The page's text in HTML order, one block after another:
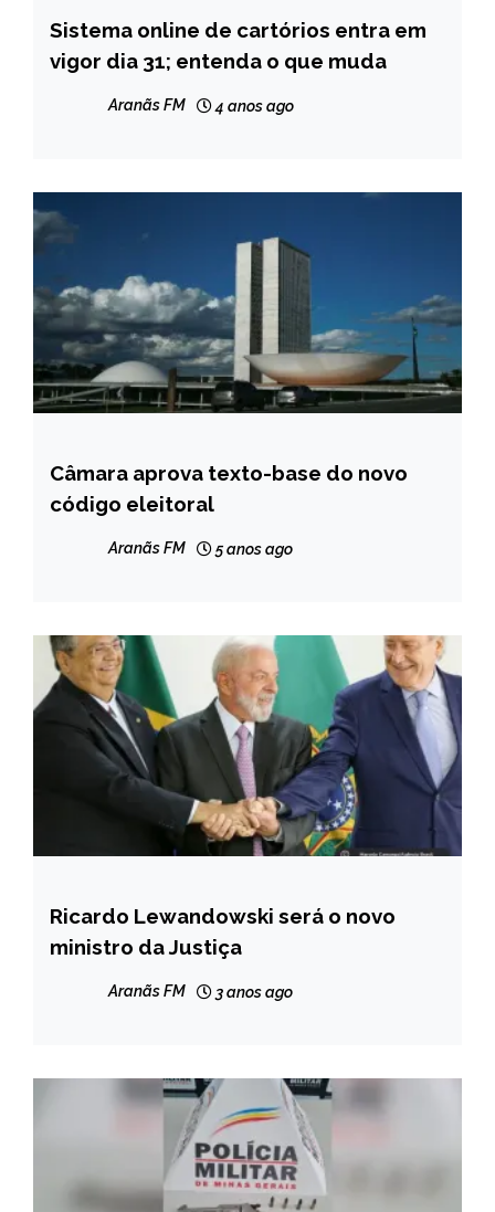
BRASIL
NOTÍCIAS
Sistema online de cartórios entra em
vigor dia 31; entenda o que muda
Aranãs FM 4 anos ago
BRASIL
NOTÍCIAS
Câmara aprova texto-base do novo
código eleitoral
Aranãs FM 5 anos ago
BRASIL
NOTÍCIAS
Ricardo Lewandowski será o novo
ministro da Justiça
Aranãs FM 3 anos ago